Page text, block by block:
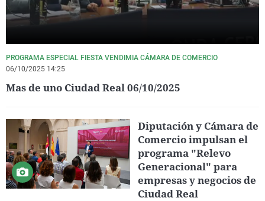
PROGRAMA ESPECIAL FIESTA VENDIMIA CÁMARA DE COMERCIO
06/10/2025 14:25
Mas de uno Ciudad Real 06/10/2025
Diputación y Cámara de
Comercio impulsan el
programa "Relevo
Generacional" para
empresas y negocios de
Ciudad Real